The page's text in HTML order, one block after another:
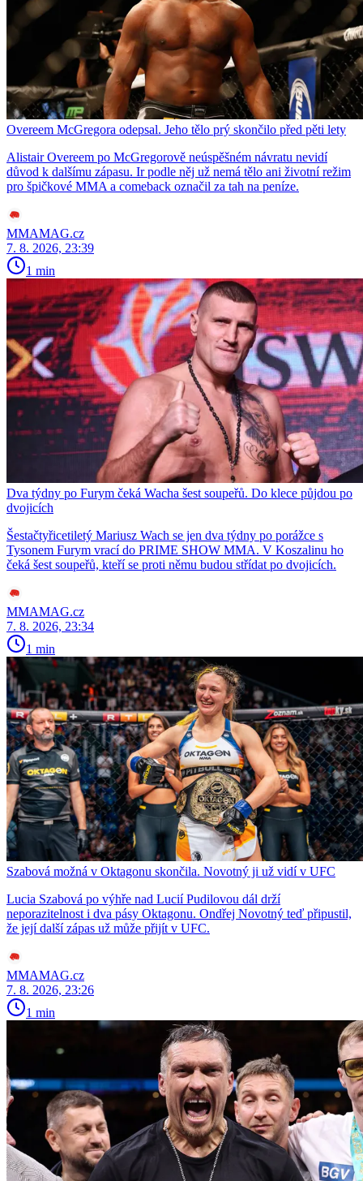
Overeem McGregora odepsal. Jeho tělo prý skončilo před pěti lety
Alistair Overeem po McGregorově neúspěšném návratu nevidí
důvod k dalšímu zápasu. Ir podle něj už nemá tělo ani životní režim
pro špičkové MMA a comeback označil za tah na peníze.
MMAMAG.cz
7. 8. 2026, 23:39
1 min
Dva týdny po Furym čeká Wacha šest soupeřů. Do klece půjdou po
dvojicích
Šestačtyřicetiletý Mariusz Wach se jen dva týdny po porážce s
Tysonem Furym vrací do PRIME SHOW MMA. V Koszalinu ho
čeká šest soupeřů, kteří se proti němu budou střídat po dvojicích.
MMAMAG.cz
7. 8. 2026, 23:34
1 min
Szabová možná v Oktagonu skončila. Novotný ji už vidí v UFC
Lucia Szabová po výhře nad Lucií Pudilovou dál drží
neporazitelnost i dva pásy Oktagonu. Ondřej Novotný teď připustil,
že její další zápas už může přijít v UFC.
MMAMAG.cz
7. 8. 2026, 23:26
1 min